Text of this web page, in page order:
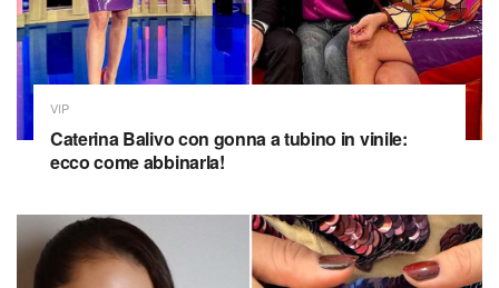
VIP
Caterina Balivo con gonna a tubino in vinile:
ecco come abbinarla!